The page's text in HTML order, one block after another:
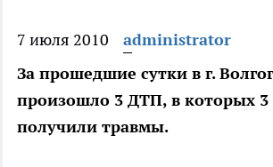
7 июля 2010
administrator
За прошедшие сутки в г.
произошло 3 ДТП, в которых 3
получили травмы.